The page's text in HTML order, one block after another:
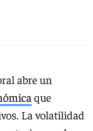
abre un
que
La volatilidad